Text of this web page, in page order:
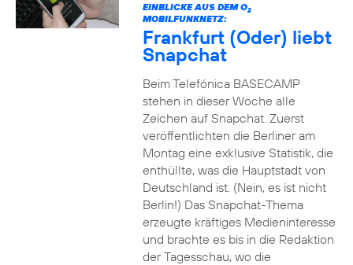
EINBLICKE AUS DEM O2
MOBILFUNKNETZ:
Frankfurt (Oder) liebt
Snapchat
Beim Telefónica BASECAMP
stehen in dieser Woche alle
Zeichen auf Snapchat. Zuerst
veröffentlichten die Berliner am
Montag eine exklusive Statistik, die
enthüllte, was die Hauptstadt von
Deutschland ist. (Nein, es ist nicht
Berlin!) Das Snapchat-Thema
erzeugte kräftiges Medieninteresse
und brachte es bis in die Redaktion
der Tagesschau, wo die